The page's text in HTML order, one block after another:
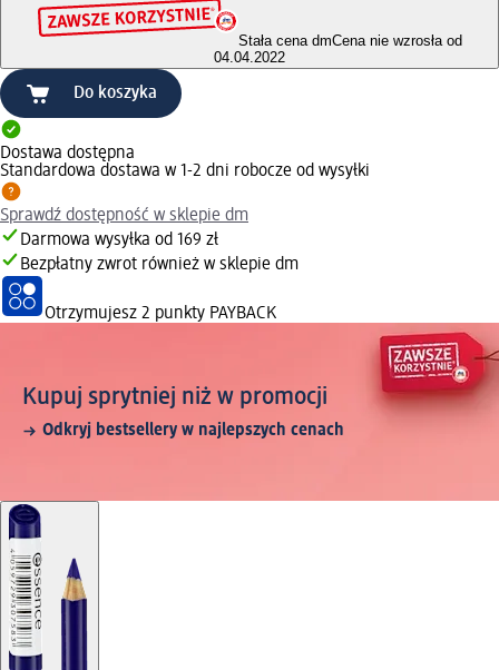
Stała cena dmCena nie wzrosła od
04.04.2022
Do koszyka
Dostawa dostępna
Standardowa dostawa w 1-2 dni robocze od wysyłki
Sprawdź dostępność w sklepie dm
Darmowa wysyłka od 169 zł
Bezpłatny zwrot również w sklepie dm
Otrzymujesz 2 punkty PAYBACK
Kupuj sprytniej niż w promocji
Odkryj bestsellery w najlepszych cenach